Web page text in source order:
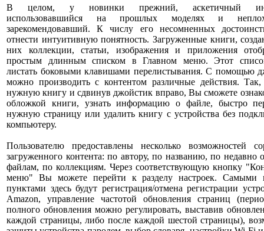
В целом, у новинки прежний, аскетичный
использовавшийся на прошлых моделях и
зарекомендовавший. К числу его несомненных
отнести интуитивную понятность. Загруженные книги,
них коллекции, статьи, изображения и приложения
простым длинным списком в Главном меню. Этот
листать боковыми клавишами перелистывания. С помощью
можно производить с контентом различные действия.
нужную книгу и сдвинув джойстик вправо, Вы сможете
обложкой книги, узнать информацию о файле, быстро
нужную страницу или удалить книгу с устройства без
компьютеру.
Пользователю предоставлены несколько возможностей
загруженного контента: по автору, по названию, по недавно
файлам, по коллекциям. Через соответствующую кнопку
меню" Вы можете перейти к разделу настроек. Самыми
пунктами здесь будут регистрация/отмена регистрации
Amazon, управление частотой обновления страниц
полного обновления можно регулировать, выставив
каждой страницы, либо после каждой шестой страницы),